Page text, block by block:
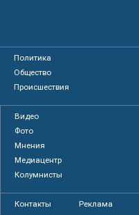
Политика
Общество
Происшествия
Видео
Фото
Мнения
Медиацентр
Колумнисты
Контакты Реклама